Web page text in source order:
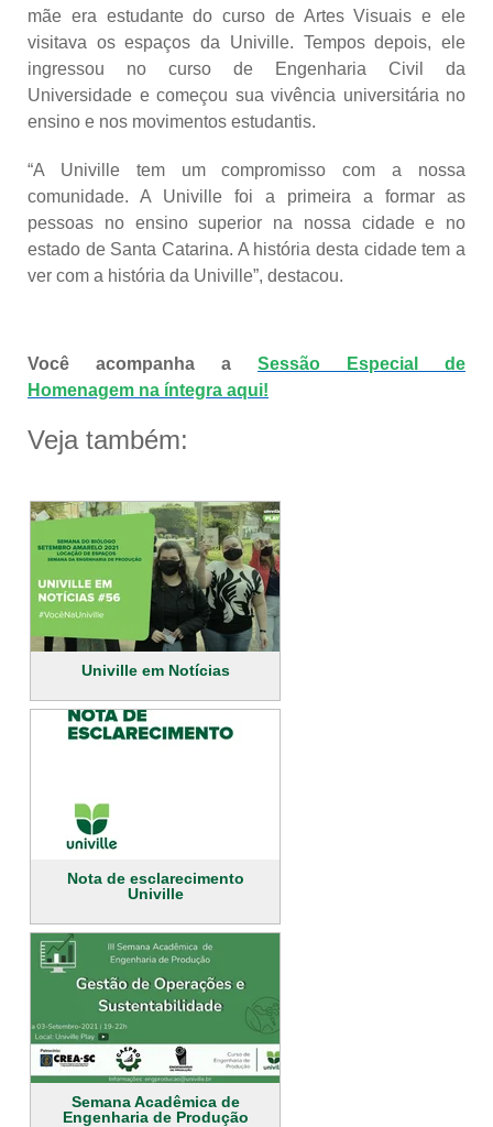
mãe era estudante do curso de Artes Visuais e ele
visitava os espaços da Univille. Tempos depois, ele
ingressou no curso de Engenharia Civil da
Universidade e começou sua vivência universitária no
ensino e nos movimentos estudantis.
“A Univille tem um compromisso com a nossa
comunidade. A Univille foi a primeira a formar as
pessoas no ensino superior na nossa cidade e no
estado de Santa Catarina. A história desta cidade tem a
ver com a história da Univille”, destacou.
Você acompanha a Sessão Especial de
Homenagem na íntegra aqui!
Veja também:
Univille em Notícias
Nota de esclarecimento
Univille
Semana Acadêmica de
Engenharia de Produção